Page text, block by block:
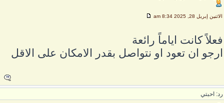
الاثنين إبريل 28, 2025 8:34 am
كانت اياماً رائعة
ان تعود او نتواصل بقدر الامكان على الاقل
احبتي